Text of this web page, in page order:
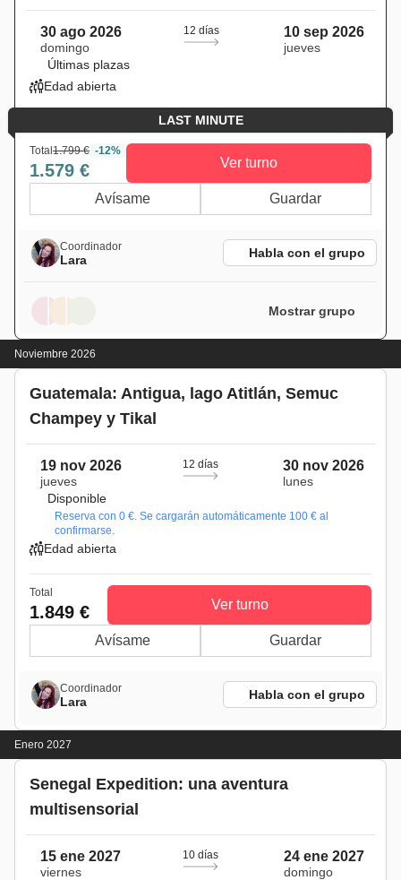
30 ago 2026
domingo
12 días 10 sep 2026
jueves
Últimas plazas
Edad abierta
LAST MINUTE
Total1.799 € -12%
1.579 € Ver turno
Avísame Guardar
Coordinador
Lara Habla con el grupo
Mostrar grupo
Noviembre 2026
Guatemala: Antigua, lago Atitlán, Semuc
Champey y Tikal
19 nov 2026
jueves
12 días 30 nov 2026
lunes
Disponible
Reserva con 0 €. Se cargarán automáticamente 100 € al
confirmarse.
Edad abierta
Total
1.849 € Ver turno
Avísame Guardar
Coordinador
Lara Habla con el grupo
Enero 2027
Senegal Expedition: una aventura
multisensorial
15 ene 2027
viernes
10 días 24 ene 2027
domingo